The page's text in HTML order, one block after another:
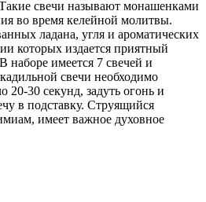
свечи называют монашенками
во время келейной молитвы.
ладана, угля и ароматических
которых издается приятный
наборе имеется 7 свечей и
свечи необходимо
20-30 секунд, задуть огонь и
в подставку. Струящийся
имеет важное духовное